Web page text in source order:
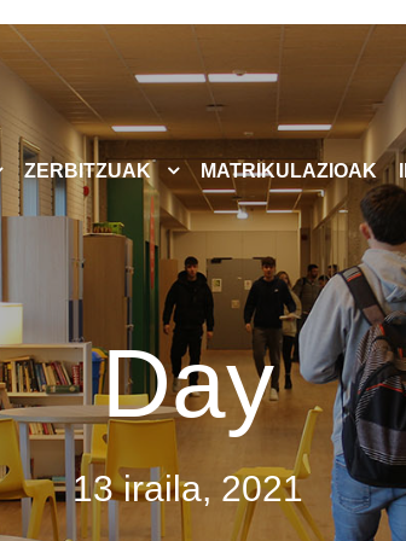
ZERBITZUAK MATRIKULAZIOAK
Day
13 iraila, 2021